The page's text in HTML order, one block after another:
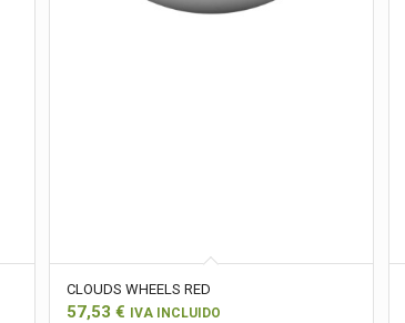
CLOUDS WHEELS RED
57,53€ IVA INCLUIDO